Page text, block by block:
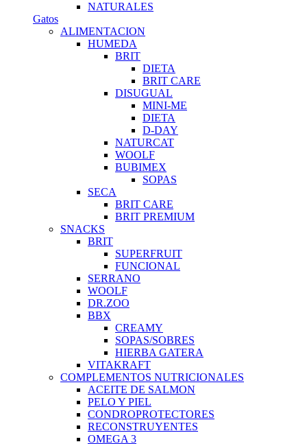
NATURALES
Gatos
ALIMENTACION
HUMEDA
BRIT
DIETA
BRIT CARE
DISUGUAL
MINI-ME
DIETA
D-DAY
NATURCAT
WOOLF
BUBIMEX
SOPAS
SECA
BRIT CARE
BRIT PREMIUM
SNACKS
BRIT
SUPERFRUIT
FUNCIONAL
SERRANO
WOOLF
DR.ZOO
BBX
CREAMY
SOPAS/SOBRES
HIERBA GATERA
VITAKRAFT
COMPLEMENTOS NUTRICIONALES
ACEITE DE SALMON
PELO Y PIEL
CONDROPROTECTORES
RECONSTRUYENTES
OMEGA 3